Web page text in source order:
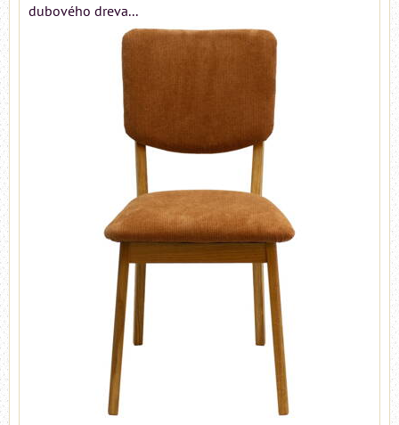
dubového dreva...